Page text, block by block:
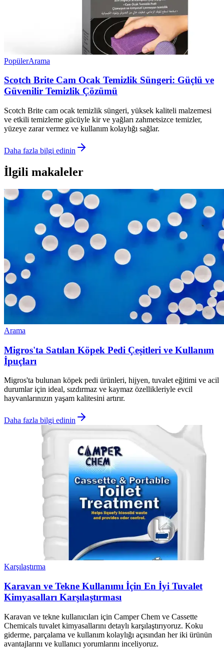
PopülerArama
Scotch Brite Cam Ocak Temizlik Süngeri: Güçlü ve
Güvenilir Temizlik Çözümü
Scotch Brite cam ocak temizlik süngeri, yüksek kaliteli malzemesi
ve etkili temizleme gücüyle kir ve yağları zahmetsizce temizler,
yüzeye zarar vermez ve kullanım kolaylığı sağlar.
Daha fazla bilgi edinin
İlgili makaleler
Arama
Migros'ta Satılan Köpek Pedi Çeşitleri ve Kullanım
İpuçları
Migros'ta bulunan köpek pedi ürünleri, hijyen, tuvalet eğitimi ve acil
durumlar için ideal, sızdırmaz ve kaymaz özellikleriyle evcil
hayvanlarınızın yaşam kalitesini artırır.
Daha fazla bilgi edinin
Karşılaştırma
Karavan ve Tekne Kullanımı İçin En İyi Tuvalet
Kimyasalları Karşılaştırması
Karavan ve tekne kullanıcıları için Camper Chem ve Cassette
Chemicals tuvalet kimyasallarını detaylı karşılaştırıyoruz. Koku
giderme, parçalama ve kullanım kolaylığı açısından her iki ürünün
avantajlarını ve kullanıcı yorumlarını inceliyoruz.